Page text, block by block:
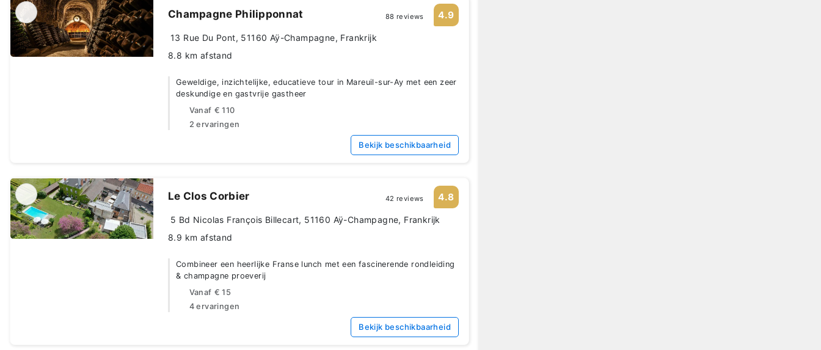
Champagne Philipponnat 88 reviews 4.9
13 Rue Du Pont, 51160 Aÿ-Champagne, Frankrijk
8.8 km afstand
Geweldige, inzichtelijke, educatieve tour in Mareuil-sur-Ay met een zeer
deskundige en gastvrije gastheer
Vanaf € 110
2 ervaringen
Bekijk beschikbaarheid
Le Clos Corbier 42 reviews 4.8
5 Bd Nicolas François Billecart, 51160 Aÿ-Champagne, Frankrijk
8.9 km afstand
Combineer een heerlijke Franse lunch met een fascinerende rondleiding
& champagne proeverij
Vanaf € 15
4 ervaringen
Bekijk beschikbaarheid